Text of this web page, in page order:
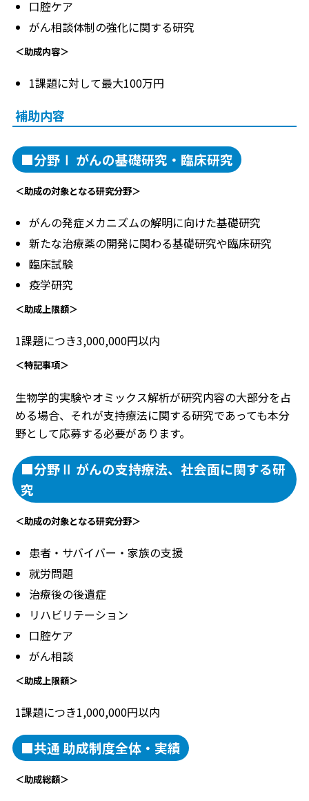
口腔ケア
がん相談体制の強化に関する研究
＜助成内容＞
1課題に対して最大100万円
補助内容
■分野Ⅰ がんの基礎研究・臨床研究
＜助成の対象となる研究分野＞
がんの発症メカニズムの解明に向けた基礎研究
新たな治療薬の開発に関わる基礎研究や臨床研究
臨床試験
疫学研究
＜助成上限額＞
1課題につき3,000,000円以内
＜特記事項＞
生物学的実験やオミックス解析が研究内容の大部分を占
める場合、それが支持療法に関する研究であっても本分
野として応募する必要があります。
■分野Ⅱ がんの支持療法、社会面に関する研
究
＜助成の対象となる研究分野＞
患者・サバイバー・家族の支援
就労問題
治療後の後遺症
リハビリテーション
口腔ケア
がん相談
＜助成上限額＞
1課題につき1,000,000円以内
■共通 助成制度全体・実績
＜助成総額＞